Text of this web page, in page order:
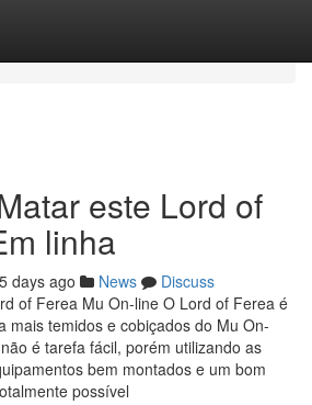
este Lord of
linha
days ago News
Discuss
of Ferea Mu On-line O Lord of Ferea é
mais temidos e cobiçados do Mu On-
é tarefa fácil, porém utilizando as
bem montados e um bom
possível